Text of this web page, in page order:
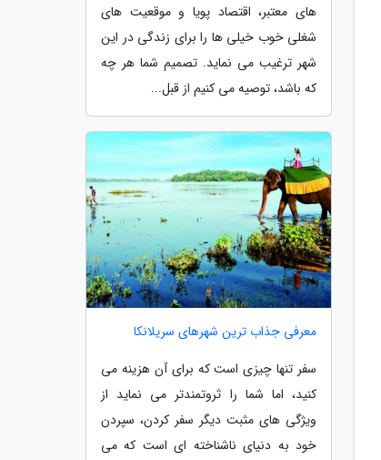
های معتبر، اقتصاد پویا و موقعیت های
شغلی خوب خیلی ها را برای زندگی در این
شهر ترغیب می نماید. تصمیم شما هر چه
که باشد، توصیه می کنیم از قبل...
معرفی جذاب ترین شهرهای سریلانکا
سفر تنها چیزی است که برای آن هزینه می
کنید، اما شما را ثروتمندتر می نماید از
ویژگی های مثبت دیگر سفر کردن، سپردن
خود به دنیای ناشناخته ای است که می